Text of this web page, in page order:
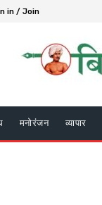
in / Join
मनोरंजन व्यापार